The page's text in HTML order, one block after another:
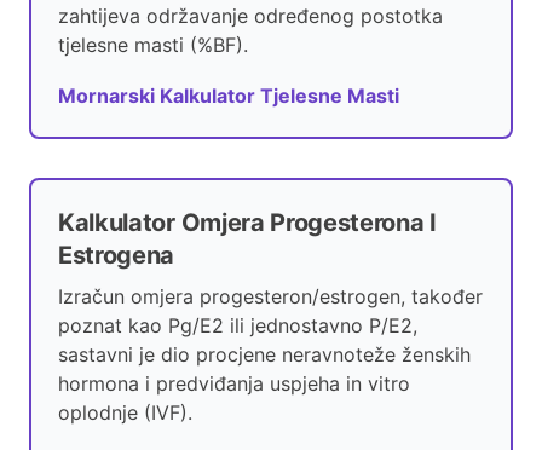
zahtijeva održavanje određenog postotka
tjelesne masti (%BF).
Mornarski Kalkulator Tjelesne Masti
Kalkulator Omjera Progesterona I
Estrogena
Izračun omjera progesteron/estrogen, također
poznat kao Pg/E2 ili jednostavno P/E2,
sastavni je dio procjene neravnoteže ženskih
hormona i predviđanja uspjeha in vitro
oplodnje (IVF).